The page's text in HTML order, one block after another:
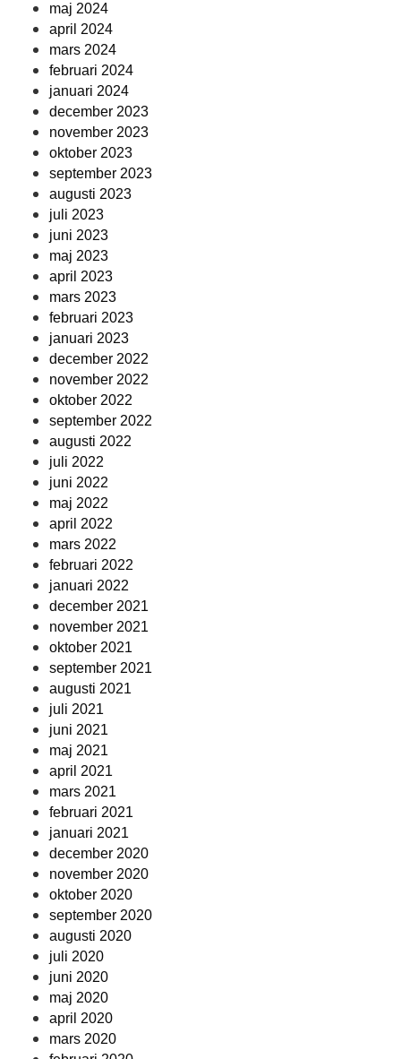
maj 2024
april 2024
mars 2024
februari 2024
januari 2024
december 2023
november 2023
oktober 2023
september 2023
augusti 2023
juli 2023
juni 2023
maj 2023
april 2023
mars 2023
februari 2023
januari 2023
december 2022
november 2022
oktober 2022
september 2022
augusti 2022
juli 2022
juni 2022
maj 2022
april 2022
mars 2022
februari 2022
januari 2022
december 2021
november 2021
oktober 2021
september 2021
augusti 2021
juli 2021
juni 2021
maj 2021
april 2021
mars 2021
februari 2021
januari 2021
december 2020
november 2020
oktober 2020
september 2020
augusti 2020
juli 2020
juni 2020
maj 2020
april 2020
mars 2020